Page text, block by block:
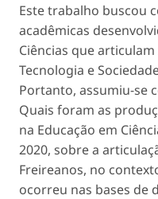
Este trabalho buscou
acadêmicas
Ciências que
Tecnologia e
Portanto, assumiu-se
Quais foram as
na Educação em
2020, sobre a
Freireanos, no
ocorreu nas bases de